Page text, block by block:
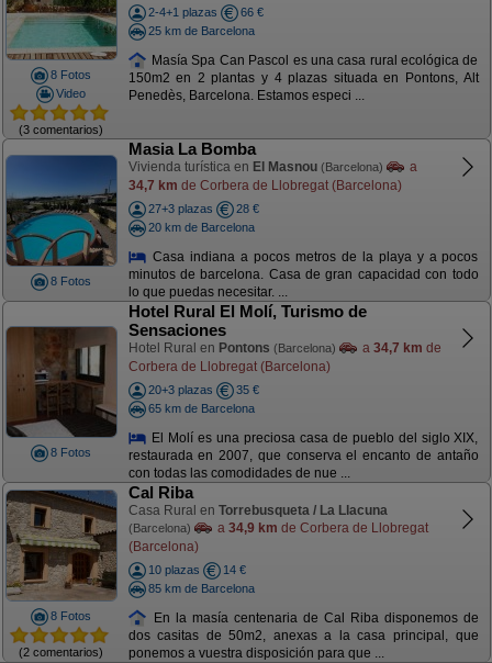
8 Fotos
Video
(3 comentarios)
2-4+1 plazas
66 €
25 km de Barcelona
Masía Spa Can Pascol es una casa rural ecológica de
150m2 en 2 plantas y 4 plazas situada en Pontons, Alt
Penedès, Barcelona. Estamos especi ...
8 Fotos
Masia La Bomba
Vivienda turística en El Masnou (Barcelona)
a
34,7 km de Corbera de Llobregat (Barcelona)
27+3 plazas
28 €
20 km de Barcelona
Casa indiana a pocos metros de la playa y a pocos
minutos de barcelona. Casa de gran capacidad con todo
lo que puedas necesitar. ...
8 Fotos
Hotel Rural El Molí, Turismo de
Sensaciones
Hotel Rural en Pontons (Barcelona) a 34,7 km de
Corbera de Llobregat (Barcelona)
20+3 plazas
35 €
65 km de Barcelona
El Molí es una preciosa casa de pueblo del siglo XIX,
restaurada en 2007, que conserva el encanto de antaño
con todas las comodidades de nue ...
8 Fotos
(2 comentarios)
Cal Riba
Casa Rural en Torrebusqueta / La Llacuna
(Barcelona) a 34,9 km de Corbera de Llobregat
(Barcelona)
10 plazas
14 €
85 km de Barcelona
En la masía centenaria de Cal Riba disponemos de
dos casitas de 50m2, anexas a la casa principal, que
ponemos a vuestra disposición para que ...